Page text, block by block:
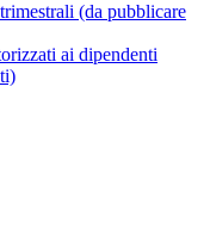
(da pubblicare
ai dipendenti